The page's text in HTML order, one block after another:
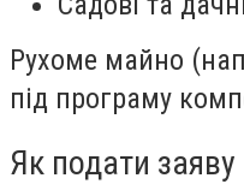
Рухоме майно
під програму
Як подати